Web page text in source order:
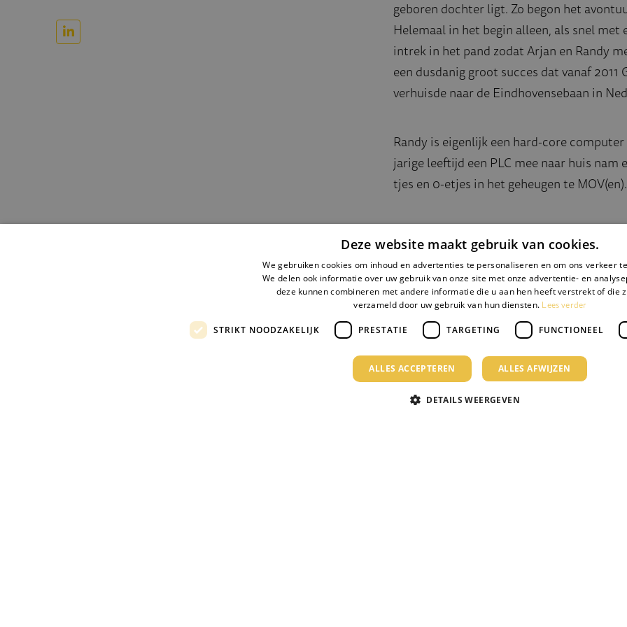
geboren dochter ligt. Zo begon het
Helemaal in het begin alleen, als snel
intrek in het pand zodat Arjan en Randy
een dusdanig groot succes dat vanaf
verhuisde naar de Eindhovensebaan in
Randy is eigenlijk een hard-core
jarige leeftijd een PLC mee naar huis
tjes en 0-etjes in het geheugen te MOV(en).
en die automatiseert taken die herhalen.
leuk is, verbeteren, optimaliseren en
Deze website maakt gebruik van cookies.
We gebruiken cookies om inhoud en advertenties te personaliseren en om ons verkeer
We delen ook informatie over uw gebruik van onze site met onze advertentie- en
deze kunnen combineren met andere informatie die u aan hen heeft verstrekt of die
verzameld door uw gebruik van hun diensten. Lees verder
STRIKT NOODZAKELIJK PRESTATIE TARGETING FUNCTIONEEL
ALLES ACCEPTEREN ALLES AFWIJZEN
DETAILS WEERGEVEN